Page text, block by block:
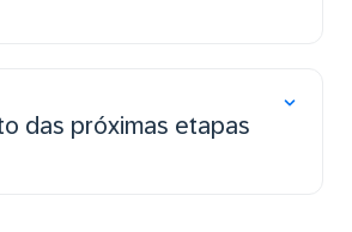
das próximas etapas